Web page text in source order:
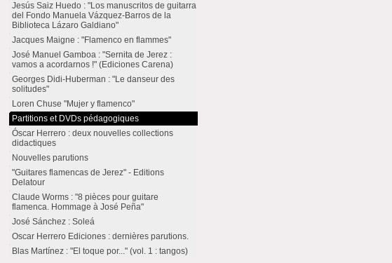
Jesús Saiz Huedo : "Los manuscritos de guitarra
del Fondo Manuela Vázquez-Barros de la
Biblioteca Lázaro Galdiano"
Jacques Maigne : "Flamenco en flammes"
José Manuel Gamboa : "Sernita de Jerez :
vamos a acordarnos !" (Ediciones Carena)
Georges Didi-Huberman : "Le danseur des
solitudes"
Loren Chuse "Mujer y flamenco"
Partitions et DVDs pédagogiques
Óscar Herrero : deux nouvelles collections
didactiques
Nouvelles parutions
"Guitares flamencas de Jerez" - Editions
Delatour
Claude Worms : "8 pièces pour guitare
flamenca. Hommage à José Peña"
José Sánchez : Soleá
Oscar Herrero Ediciones : dernières parutions.
Blas Martínez : "El toque por..." (vol. 1 : tangos)